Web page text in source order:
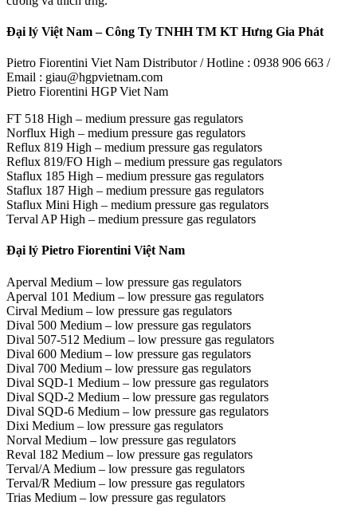
Đại lý Việt Nam – Công Ty TNHH TM KT Hưng Gia Phát
Pietro Fiorentini Viet Nam Distributor / Hotline : 0938 906 663 /
Email : giau@hgpvietnam.com
Pietro Fiorentini HGP Viet Nam
FT 518 High – medium pressure gas regulators
Norflux High – medium pressure gas regulators
Reflux 819 High – medium pressure gas regulators
Reflux 819/FO High – medium pressure gas regulators
Staflux 185 High – medium pressure gas regulators
Staflux 187 High – medium pressure gas regulators
Staflux Mini High – medium pressure gas regulators
Terval AP High – medium pressure gas regulators
Đại lý Pietro Fiorentini Việt Nam
Aperval Medium – low pressure gas regulators
Aperval 101 Medium – low pressure gas regulators
Cirval Medium – low pressure gas regulators
Dival 500 Medium – low pressure gas regulators
Dival 507-512 Medium – low pressure gas regulators
Dival 600 Medium – low pressure gas regulators
Dival 700 Medium – low pressure gas regulators
Dival SQD-1 Medium – low pressure gas regulators
Dival SQD-2 Medium – low pressure gas regulators
Dival SQD-6 Medium – low pressure gas regulators
Dixi Medium – low pressure gas regulators
Norval Medium – low pressure gas regulators
Reval 182 Medium – low pressure gas regulators
Terval/A Medium – low pressure gas regulators
Terval/R Medium – low pressure gas regulators
Trias Medium – low pressure gas regulators